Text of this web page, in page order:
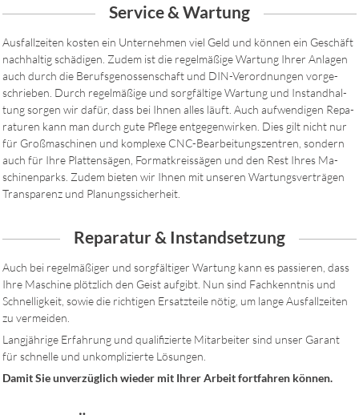
Service & Wartung
Ausfallzeiten kosten ein Un­ter­neh­men viel Geld und kön­nen ein Geschäft
nach­haltig schä­digen. Zudem ist die re­gel­mäßige War­tung Ihrer An­lagen
auch durch die Be­rufs­ge­nos­sen­schaft und DIN-Ver­ord­nun­gen vor­ge­
schrie­ben. Durch re­gel­mä­ßi­ge und sorg­fältige War­tung und In­stand­hal­
tung sorgen wir dafür, dass bei Ihnen alles läuft. Auch auf­wen­digen Re­pa­
ra­turen kann man durch gute Pflege ent­gegen­wirken. Dies gilt nicht nur
für Groß­ma­schinen und kom­plexe CNC-Be­ar­bei­tungs­zen­tren, son­dern
auch für Ihre Plat­ten­sägen, Format­kreis­sägen und den Rest Ihres Ma­
schi­nen­parks. Zudem bieten wir Ihnen mit un­se­ren War­tungs­ver­trägen
Trans­parenz und Pla­nungs­sich­er­heit.
Reparatur & Instandsetzung
Auch bei regel­mäßiger und sorg­fäl­tiger War­tung kann es passie­ren, dass
Ihre Maschine plötzlich den Geist aufgibt. Nun sind Fach­kennt­nis und
Schnellig­keit, sowie die rich­ti­gen Er­satz­teile nötig, um lan­ge Aus­fall­zei­ten
zu ver­mei­den.
Lang­jährige Er­fah­rung und quali­fi­zier­te Mit­ar­bei­ter sind unser Garant
für schnel­le und un­kom­pli­zierte Lö­sun­gen.
Damit Sie unverzüglich wieder mit Ihrer Arbeit fortfahren können.